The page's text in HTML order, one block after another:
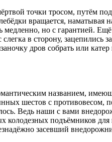
точки тросом, путём
вращается, наматывая
но с гарантией.
в сторону,
дров собрать или
названием,
шестов с противовесом,
Ведь наши с вами
подъёмников
засевший